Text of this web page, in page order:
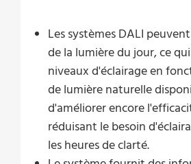
Les systèmes DALI
de la lumière du jour, ce
niveaux d'éclairage en
de lumière naturelle
d'améliorer encore
réduisant le besoin
les heures de clarté.